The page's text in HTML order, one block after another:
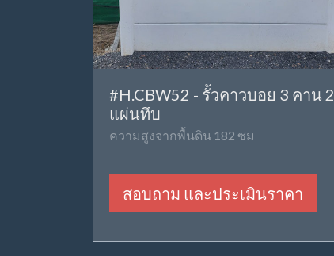
#H.CBW52 - รั้วคาวบอย 3 คาน 2
แผ่นทึบ
ความสูงจากพื้นดิน 182 ซม
สอบถาม และประเมินราคา